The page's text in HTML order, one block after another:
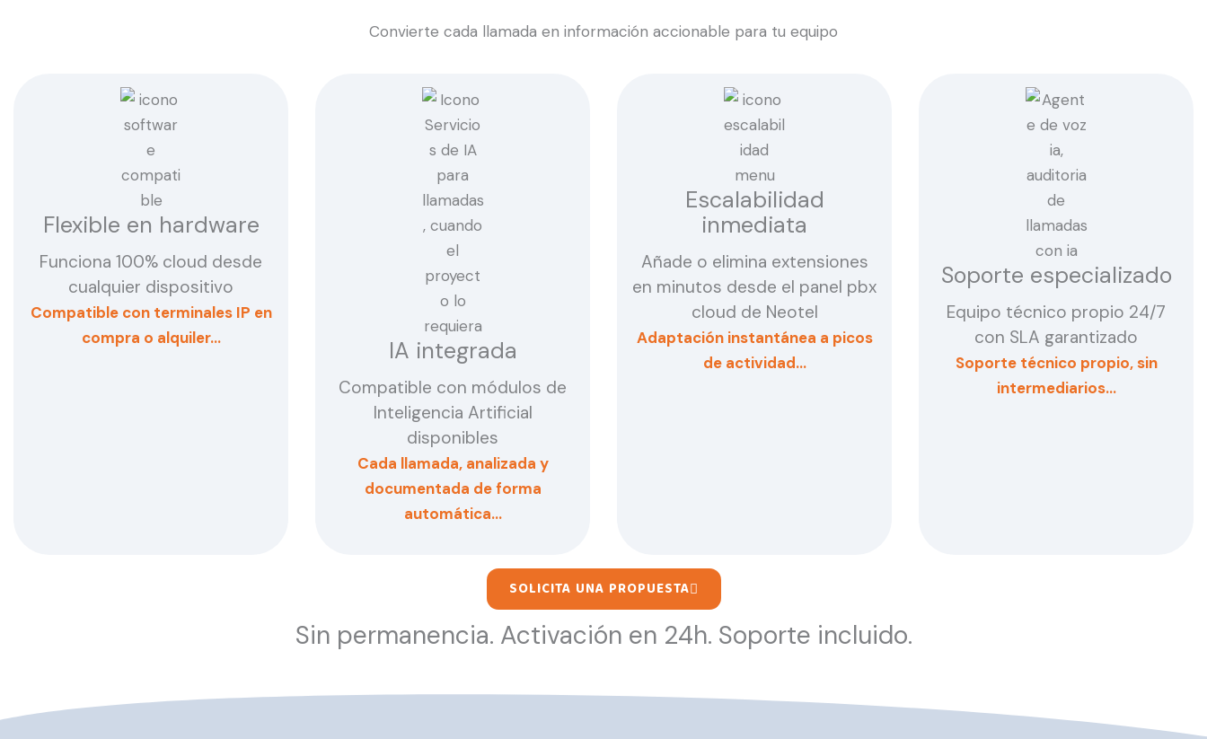
Convierte cada llamada en información accionable para tu equipo
Flexible en hardware
Funciona 100% cloud desde
cualquier dispositivo
Compatible con terminales IP en
compra o alquiler…
IA integrada
Compatible con módulos de
Inteligencia Artificial
disponibles
Cada llamada, analizada y
documentada de forma
automática…
Escalabilidad
inmediata
Añade o elimina extensiones
en minutos desde el panel pbx
cloud de Neotel
Adaptación instantánea a picos
de actividad…
Soporte especializado
Equipo técnico propio 24/7
con SLA garantizado
Soporte técnico propio, sin
intermediarios…
SOLICITA UNA PROPUESTA
Sin permanencia. Activación en 24h. Soporte incluido.